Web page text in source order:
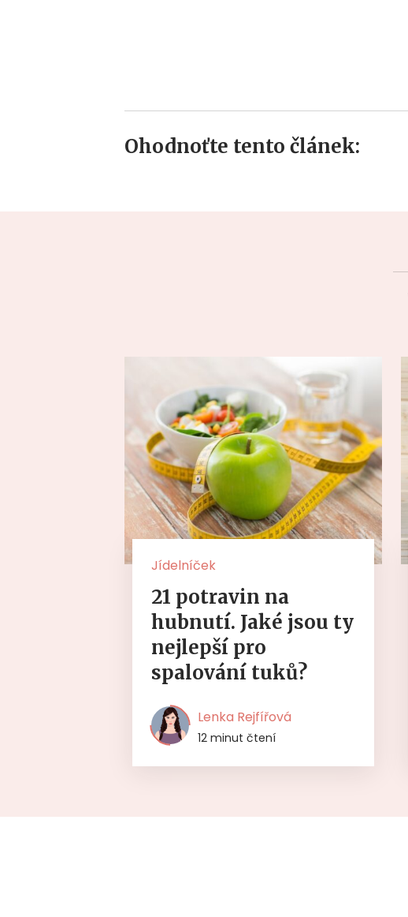
Ohodnoťte tento článek:
Jídelníček
21 potravin na
hubnutí. Jaké jsou ty
nejlepší pro
spalování tuků?
Lenka Rejfířová
12 minut čtení